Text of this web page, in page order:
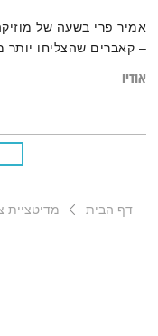
אמיר פרי בשעה של
– קאברים שהצליחו יותר
אודיו
דף הבית מדיטציית